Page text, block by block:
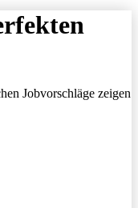
Jobvorschläge zeigen